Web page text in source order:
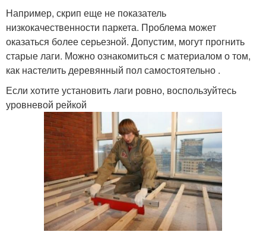
Например, скрип еще не показатель
низкокачественности паркета. Проблема может
оказаться более серьезной. Допустим, могут прогнить
старые лаги. Можно ознакомиться с материалом о том,
как настелить деревянный пол самостоятельно .
Если хотите установить лаги ровно, воспользуйтесь
уровневой рейкой